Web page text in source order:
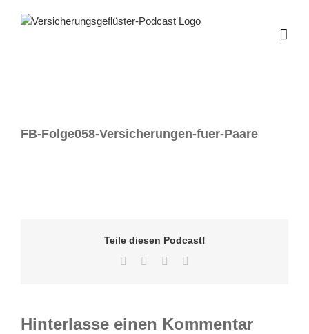
Inhalt
FB-Folge058-Versicherungen-fuer-Paare
Teile diesen Podcast!
Facebook
TwitterLinkedIn
Hinterlasse einen Kommentar